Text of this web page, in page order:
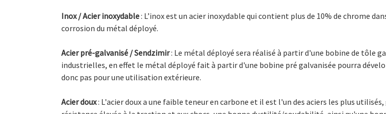
Inox / Acier inoxydable: L’inox est un acier inoxydable qui contient plus de 10% de chrome
corrosion du métal déployé.
Acier pré-galvanisé / Sendzimir: Le métal déployé sera réalisé à partir d'une bobine de tôle
industrielles, en effet le métal déployé fait à partir d'une bobine pré galvanisée pourra
donc pas pour une utilisation extérieure.
Acier doux: L'acier doux a une faible teneur en carbone et il est l'un des aciers les plus